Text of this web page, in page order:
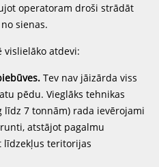
operatoram droši strādāt
sienas.
vislielāko atdevi:
Tev nav jāizārda viss
pēdu. Vieglāks tehnikas
līdz 7 tonnām) rada ievērojami
atstājot pagalmu
līdzekļus teritorijas